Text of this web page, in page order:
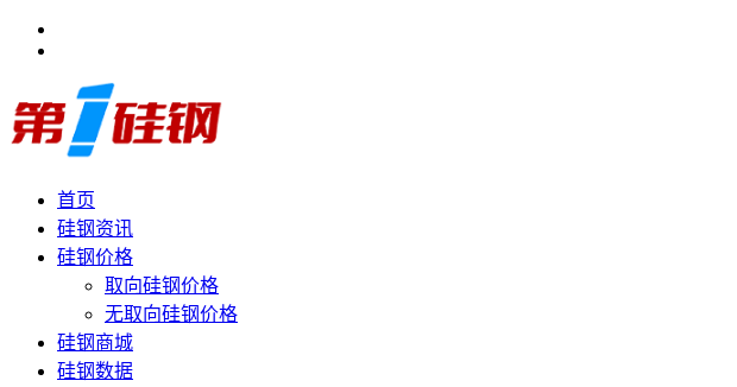
首页
硅钢资讯
硅钢价格
取向硅钢价格
无取向硅钢价格
硅钢商城
硅钢数据